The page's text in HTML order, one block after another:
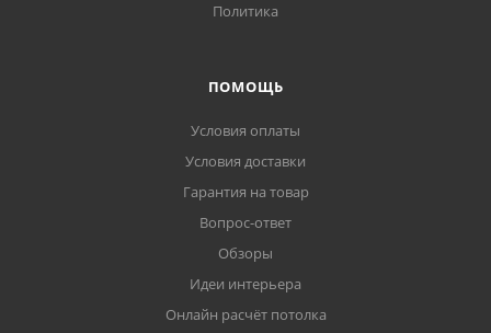
Политика
ПОМОЩЬ
Условия оплаты
Условия доставки
Гарантия на товар
Вопрос-ответ
Обзоры
Идеи интерьера
Онлайн расчёт потолка